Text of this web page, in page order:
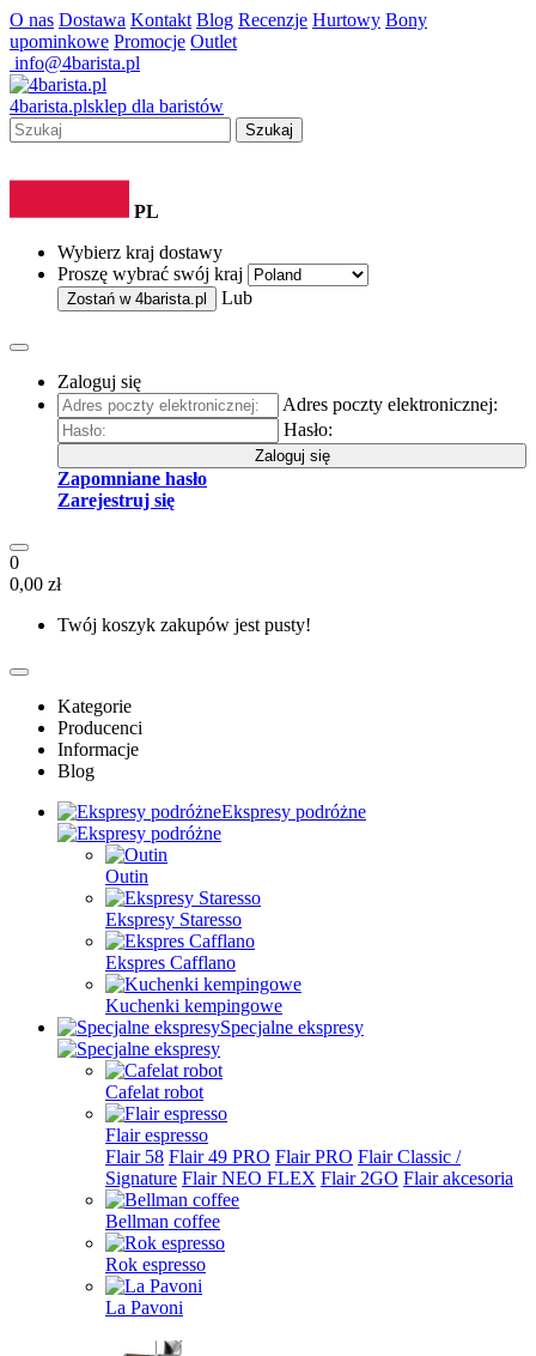
O nas Dostawa Kontakt Blog Recenzje Hurtowy Bony
upominkowe Promocje Outlet
info@4barista.pl
4barista.plsklep dla baristów
Szukaj
PL
Wybierz kraj dostawy
Proszę wybrać swój kraj
Zostań w 4barista.pl Lub
Zaloguj się
Adres poczty elektronicznej:
Hasło:
Zaloguj się
Zapomniane hasło
Zarejestruj się
0
0,00 zł
Twój koszyk zakupów jest pusty!
Kategorie
Producenci
Informacje
Blog
Ekspresy podróżne
Outin
Ekspresy Staresso
Ekspres Cafflano
Kuchenki kempingowe
Specjalne ekspresy
Cafelat robot
Flair espresso
Flair 58 Flair 49 PRO Flair PRO Flair Classic /
Signature Flair NEO FLEX Flair 2GO Flair akcesoria
Bellman coffee
Rok espresso
La Pavoni